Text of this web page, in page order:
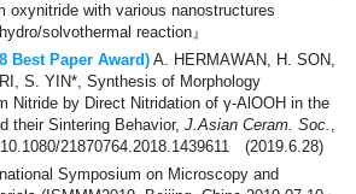
oxynitride with various nanostructures
solvothermal reaction』
Best Paper Award) A. HERMAWAN, H. SON,
S. YIN*, Synthesis of Morphology
Nitride by Direct Nitridation of γ-AlOOH in the
their Sintering Behavior,J.Asian Ceram. Soc. ,
21870764.2018.1439611 (2019.6.28)
Symposium on Microscopy and